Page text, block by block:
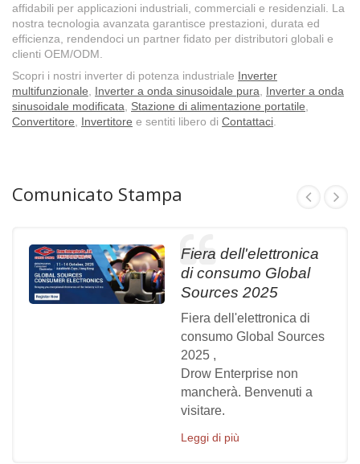
affidabili per applicazioni industriali, commerciali e residenziali. La
nostra tecnologia avanzata garantisce prestazioni, durata ed
efficienza, rendendoci un partner fidato per distributori globali e
clienti OEM/ODM.
Scopri i nostri inverter di potenza industriale
Inverter
multifunzionale, Inverter a onda sinusoidale pura,
Inverter a onda
sinusoidale modificata, Stazione di alimentazione portatile,
Convertitore, Invertitore e sentiti libero di Contattaci.
Comunicato Stampa
Fiera dell'elettronica
di consumo Global
Sources 2025
Fiera dell'elettronica di
consumo Global Sources
2025 ,
Drow Enterprise non
mancherà. Benvenuti a
visitare.
Leggi di più